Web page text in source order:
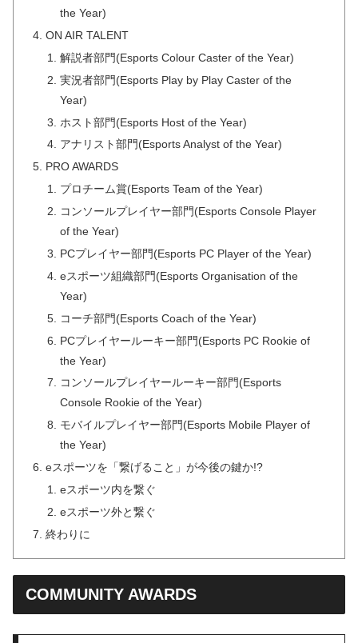
the Year)
ON AIR TALENT
解説者部門(Esports Colour Caster of the Year)
実況者部門(Esports Play by Play Caster of the
Year)
ホスト部門(Esports Host of the Year)
アナリスト部門(Esports Analyst of the Year)
PRO AWARDS
プロチーム賞(Esports Team of the Year)
コンソールプレイヤー部門(Esports Console Player
of the Year)
PCプレイヤー部門(Esports PC Player of the Year)
eスポーツ組織部門(Esports Organisation of the
Year)
コーチ部門(Esports Coach of the Year)
PCプレイヤールーキー部門(Esports PC Rookie of
the Year)
コンソールプレイヤールーキー部門(Esports
Console Rookie of the Year)
モバイルプレイヤー部門(Esports Mobile Player of
the Year)
eスポーツを「繋げること」が今後の鍵か!?
eスポーツ内を繋ぐ
eスポーツ外と繋ぐ
終わりに
COMMUNITY AWARDS